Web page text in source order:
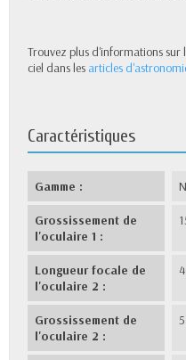
Trouvez plus d'informations sur
ciel dans les articles
Caractéristiques
Gamme :
Grossissement de
l'oculaire 1 :
Longueur focale de
l'oculaire 2 :
Grossissement de
l'oculaire 2 :